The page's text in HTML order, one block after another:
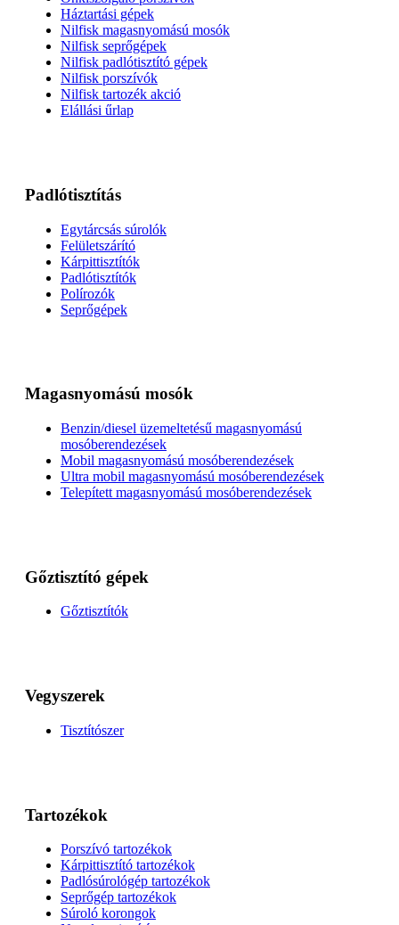
Háztartási gépek
Nilfisk magasnyomású mosók
Nilfisk seprőgépek
Nilfisk padlótisztító gépek
Nilfisk porszívók
Nilfisk tartozék akció
Elállási űrlap
Padlótisztítás
Egytárcsás súrolók
Felületszárító
Kárpittisztítók
Padlótisztítók
Polírozók
Seprőgépek
Magasnyomású mosók
Benzin/diesel üzemeltetésű magasnyomású
mosóberendezések
Mobil magasnyomású mosóberendezések
Ultra mobil magasnyomású mosóberendezések
Telepített magasnyomású mosóberendezések
Gőztisztító gépek
Gőztisztítók
Vegyszerek
Tisztítószer
Tartozékok
Porszívó tartozékok
Kárpittisztító tartozékok
Padlósúrológép tartozékok
Seprőgép tartozékok
Súroló korongok